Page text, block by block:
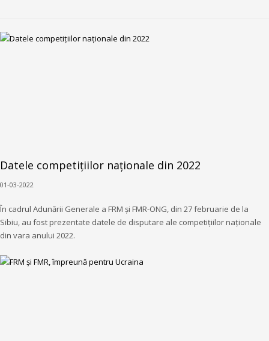
Datele competițiilor naționale din 2022
01-03-2022
În cadrul Adunării Generale a FRM și FMR-ONG, din 27 februarie de la
Sibiu, au fost prezentate datele de disputare ale competițiilor naționale
din vara anului 2022.